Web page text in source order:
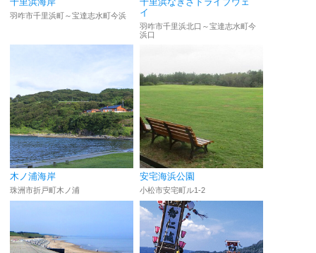
羽咋市千里浜町～宝達志水町今浜
イ
羽咋市千里浜北口～宝達志水町今
浜口
木ノ浦海岸
珠洲市折戸町木ノ浦
安宅海浜公園
小松市安宅町ル1-2